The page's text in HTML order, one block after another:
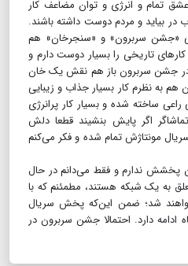
عشق تمام و انرژی و توان مضاعف کار
در بیاید و مردم دوست داشته باشند.
«جشن سربرون» و «سنجرخان» هم
تاریخی را بسیار دوست دارم و
در جشن سربرون باز هم نقش یک خان
هم به نظرم کار بسیار جذاب و زیبایی
ساخته شده و بسیار کار پرانرژی
اگر پایش بنشیند قطعا دلش
مونتاژش تمام شده و فکر می‌کنم
پخشش ندارم و فقط می‌دانم در حال
به یک شبکه هستند، مطمئنم که با
شد؛ ضمن این‌که پخش سریال
ادامه دارد. احتمالا جشن سربرون در